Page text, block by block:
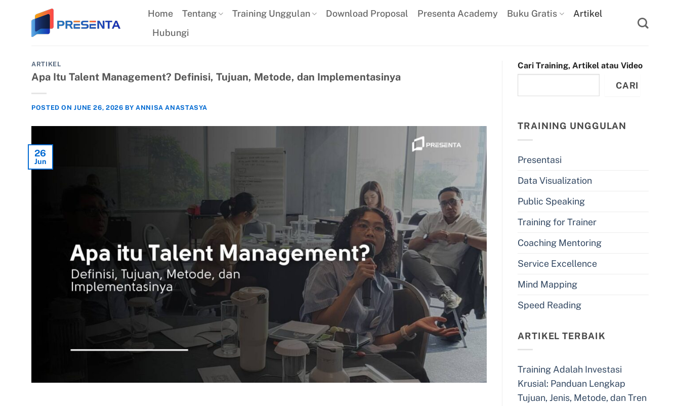
content
Home Tentang Training Unggulan Download Proposal Presenta Academy Buku Gratis
Artikel
Hubungi
ARTIKEL
Apa Itu Talent Management? Definisi, Tujuan, Metode, dan Implementasinya
POSTED ONJUNE 26, 2026 BYANNISA ANASTASYA
26
Jun
Cari Training, Artikel atau Video
CARI
TRAINING UNGGULAN
Presentasi
Data Visualization
Public Speaking
Training for Trainer
Coaching Mentoring
Service Excellence
Mind Mapping
Speed Reading
ARTIKEL TERBAIK
Training Adalah Investasi
Krusial: Panduan Lengkap
Tujuan, Jenis, Metode, dan Tren